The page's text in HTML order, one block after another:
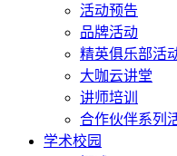
活动预告
品牌活动
精英俱乐部活
大咖云讲堂
讲师培训
合作伙伴系列
学术校园